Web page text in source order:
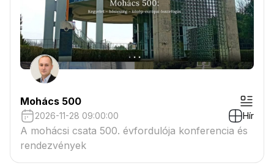
Mohács 500
2026-11-28 09:00:00 Hír
A mohácsi csata 500. évfordulója konferencia és
rendezvények